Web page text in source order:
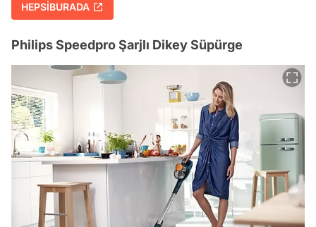
HEPSİBURADA
Philips Speedpro Şarjlı Dikey Süpürge